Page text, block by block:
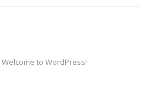
Welcome to WordPress!